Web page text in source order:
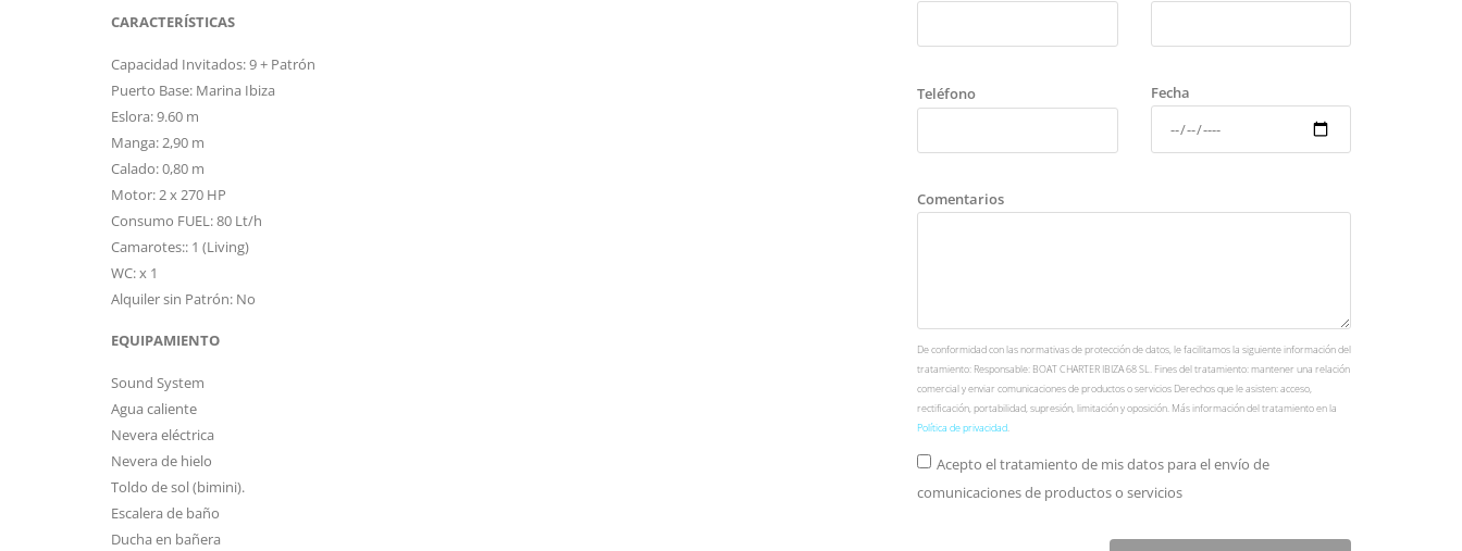
CARACTERÍSTICAS
Capacidad Invitados: 9 + Patrón
Puerto Base: Marina Ibiza
Eslora: 9.60 m
Manga: 2,90 m
Calado: 0,80 m
Motor: 2 x 270 HP
Consumo FUEL: 80 Lt/h
Camarotes:: 1 (Living)
WC: x 1
Alquiler sin Patrón: No
EQUIPAMIENTO
Sound System
Agua caliente
Nevera eléctrica
Nevera de hielo
Toldo de sol (bimini).
Escalera de baño
Ducha en bañera
Teléfono Fecha
Comentarios
De conformidad con las normativas de protección de datos, le facilitamos la siguiente información del
tratamiento: Responsable: BOAT CHARTER IBIZA 68 SL. Fines del tratamiento: mantener una relación
comercial y enviar comunicaciones de productos o servicios Derechos que le asisten: acceso,
rectificación, portabilidad, supresión, limitación y oposición. Más información del tratamiento en la
Política de privacidad.
Acepto el tratamiento de mis datos para el envío de
comunicaciones de productos o servicios